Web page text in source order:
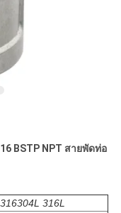
BSTP NPT สายพัดท่อ
316L